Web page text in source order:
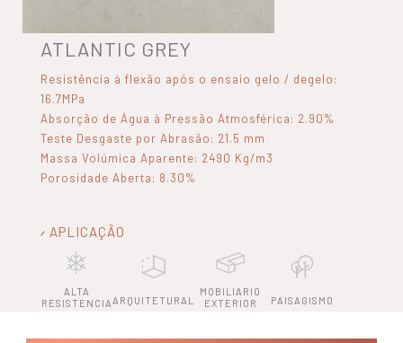
ATLANTIC GREY
Resistência à flexão após o ensaio gelo / degelo:
16.7MPa
Absorção de Água à Pressão Atmosférica: 2.90%
Teste Desgaste por Abrasão: 21.5 mm
Massa Volúmica Aparente: 2490 Kg/m3
Porosidade Aberta: 8.30%
APLICAÇÃO
ALTA
RESISTENCIA ARQUITETURAL
MOBILIARIO
EXTERIOR
PAISAGISMO